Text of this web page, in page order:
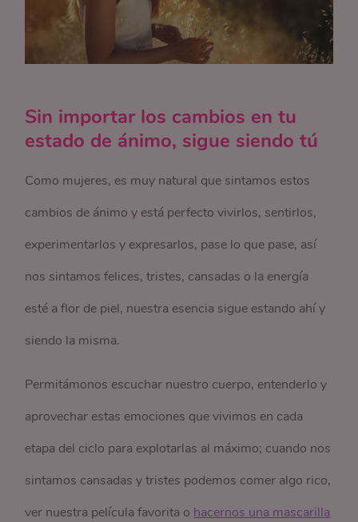
Sin importar los cambios en tu
estado de ánimo, sigue siendo tú
Como mujeres, es muy natural que sintamos estos
cambios de ánimo y está perfecto vivirlos, sentirlos,
experimentarlos y expresarlos, pase lo que pase, así
nos sintamos felices, tristes, cansadas o la energía
esté a flor de piel, nuestra esencia sigue estando ahí y
siendo la misma.
Permitámonos escuchar nuestro cuerpo, entenderlo y
aprovechar estas emociones que vivimos en cada
etapa del ciclo para explotarlas al máximo; cuando nos
sintamos cansadas y tristes podemos comer algo rico,
ver nuestra película favorita o hacernos una mascarilla